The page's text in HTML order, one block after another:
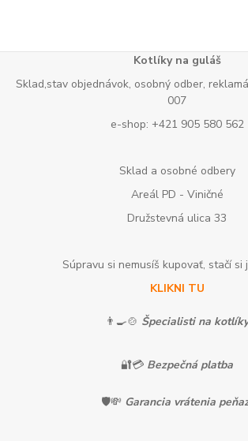
Kotlíky na guláš
Sklad,stav objednávok, osobný odber,
007
e-shop: +421 905 580 562
Sklad a osobné odbery
Areál PD - Viničné
Družstevná ulica 33
Súpravu si nemusíš kupovať, stačí si
KLIKNI TU
👨‍🍳🍲 Špecialisti na kotlíky
🔐💳 Bezpečná platba
🛡️💸 Garancia vrátenia